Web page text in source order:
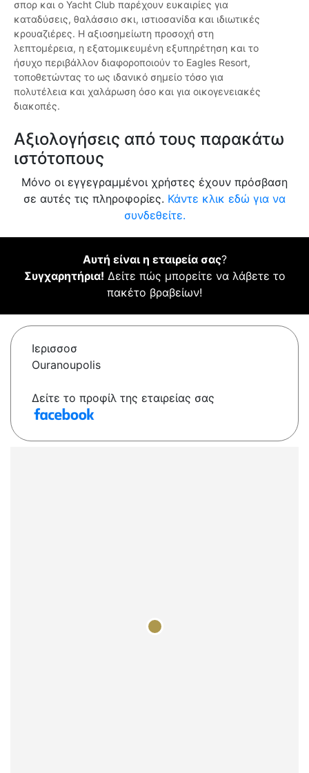
σπορ και ο Yacht Club παρέχουν ευκαιρίες για
καταδύσεις, θαλάσσιο σκι, ιστιοσανίδα και ιδιωτικές
κρουαζιέρες. Η αξιοσημείωτη προσοχή στη
λεπτομέρεια, η εξατομικευμένη εξυπηρέτηση και το
ήσυχο περιβάλλον διαφοροποιούν το Eagles Resort,
τοποθετώντας το ως ιδανικό σημείο τόσο για
πολυτέλεια και χαλάρωση όσο και για οικογενειακές
διακοπές.
Αξιολογήσεις από τους παρακάτω
ιστότοπους
Μόνο οι εγγεγραμμένοι χρήστες έχουν πρόσβαση
σε αυτές τις πληροφορίες. Κάντε κλικ εδώ για να
συνδεθείτε.
Αυτή είναι η εταιρεία σας?
Συγχαρητήρια! Δείτε πώς μπορείτε να λάβετε το
πακέτο βραβείων!
Ιερισσοσ
Ouranoupolis
Δείτε το προφίλ της εταιρείας σας